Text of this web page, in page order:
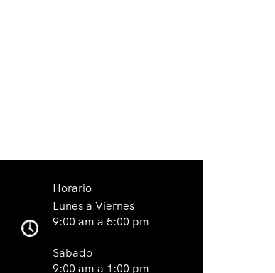
Horario
Lunes a Viernes
9:00 am a 5:00 pm
Sábado
9:00 am a 1:00 pm